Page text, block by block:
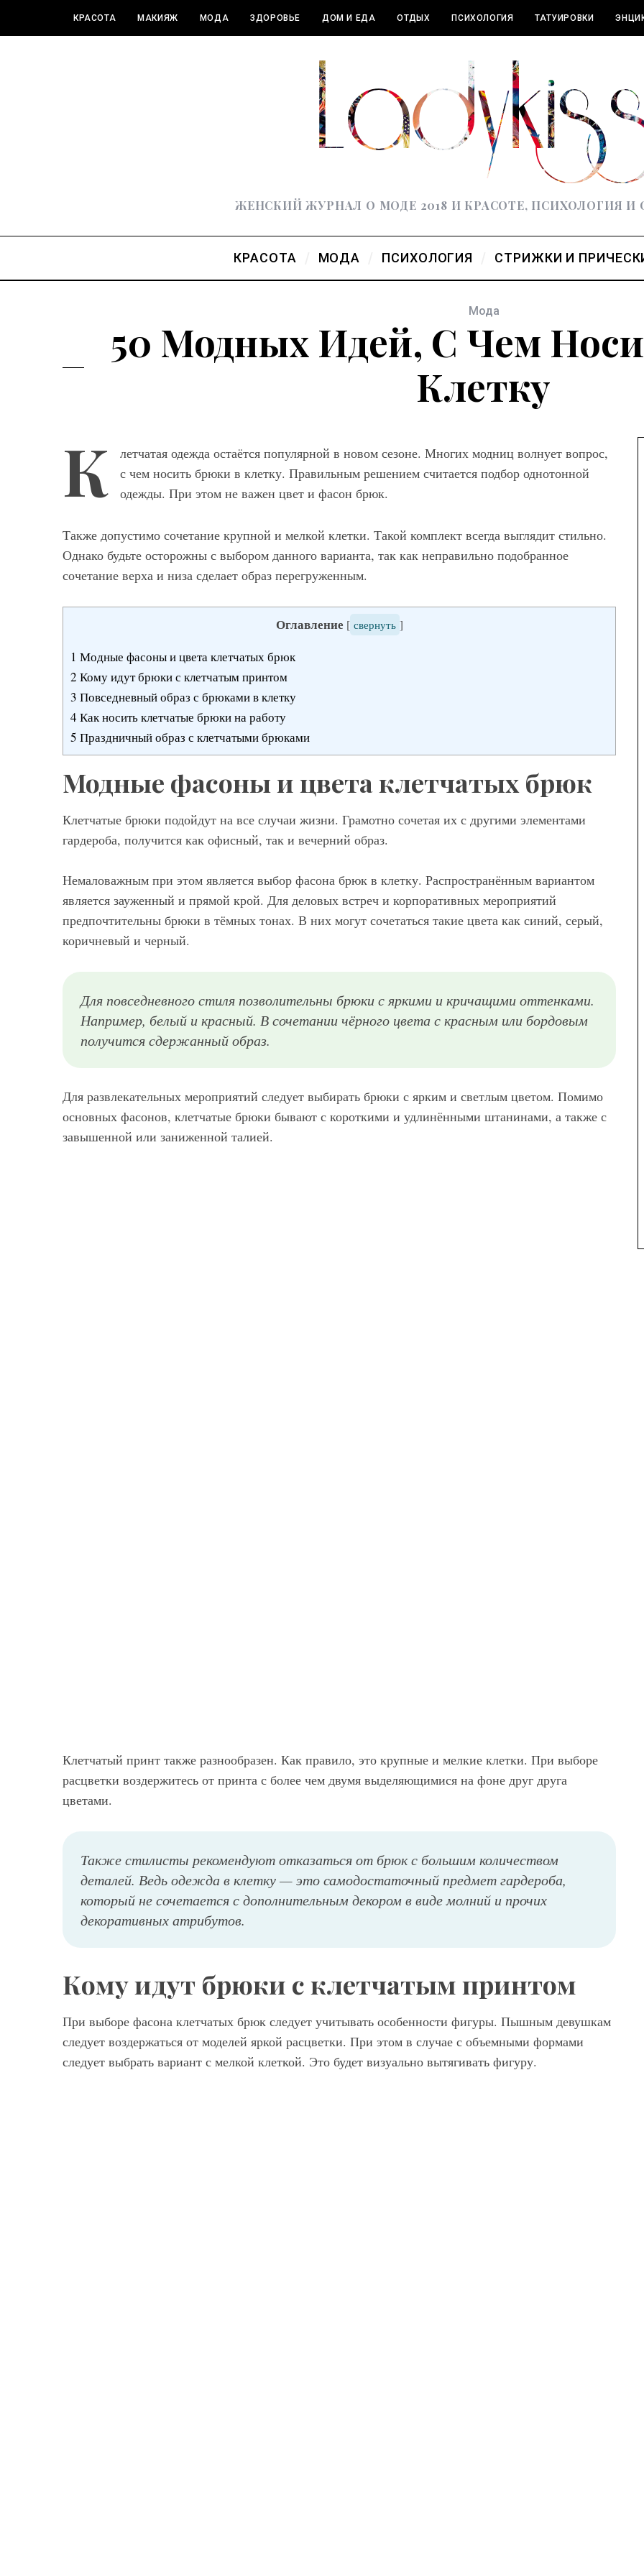
КРАСОТА МАКИЯЖ МОДА ЗДОРОВЬЕ ДОМ И ЕДА ОТДЫХ ПСИХОЛОГИЯ ТАТУИРОВКИ
ЖЕНСКИЙ ЖУРНАЛ О МОДЕ 2018 И КРАСОТЕ, ПСИХОЛОГИЯ
КРАСОТА МОДА ПСИХОЛОГИЯ СТРИЖКИ И
Мода
50 Модных Идей, С Чем
Клетку
К
летчатая одежда остаётся популярной в новом сезоне. Многих модниц волнует вопрос,
с чем носить брюки в клетку. Правильным решением считается подбор однотонной
одежды. При этом не важен цвет и фасон брюк.
Также допустимо сочетание крупной и мелкой клетки. Такой комплект всегда выглядит стильно.
Однако будьте осторожны с выбором данного варианта, так как неправильно подобранное
сочетание верха и низа сделает образ перегруженным.
Оглавление [ свернуть ]
1 Модные фасоны и цвета клетчатых брюк
2 Кому идут брюки с клетчатым принтом
3 Повседневный образ с брюками в клетку
4 Как носить клетчатые брюки на работу
5 Праздничный образ с клетчатыми брюками
Модные фасоны и цвета клетчатых брюк
Клетчатые брюки подойдут на все случаи жизни. Грамотно сочетая их с другими элементами
гардероба, получится как офисный, так и вечерний образ.
Немаловажным при этом является выбор фасона брюк в клетку. Распространённым вариантом
является зауженный и прямой крой. Для деловых встреч и корпоративных мероприятий
предпочтительны брюки в тёмных тонах. В них могут сочетаться такие цвета как синий, серый,
коричневый и черный.
Для повседневного стиля позволительны брюки с яркими и кричащими оттенками.
Например, белый и красный. В сочетании чёрного цвета с красным или бордовым
получится сдержанный образ.
Для развлекательных мероприятий следует выбирать брюки с ярким и светлым цветом. Помимо
основных фасонов, клетчатые брюки бывают с короткими и удлинёнными штанинами, а также с
завышенной или заниженной талией.
Клетчатый принт также разнообразен. Как правило, это крупные и мелкие клетки. При выборе
расцветки воздержитесь от принта с более чем двумя выделяющимися на фоне друг друга
цветами.
Также стилисты рекомендуют отказаться от брюк с большим количеством
деталей. Ведь одежда в клетку — это самодостаточный предмет гардероба,
который не сочетается с дополнительным декором в виде молний и прочих
декоративных атрибутов.
Кому идут брюки с клетчатым принтом
При выборе фасона клетчатых брюк следует учитывать особенности фигуры. Пышным девушкам
следует воздержаться от моделей яркой расцветки. При этом в случае с объемными формами
следует выбрать вариант с мелкой клеткой. Это будет визуально вытягивать фигуру.
Мода
брюк серого цвета – как
Модные брюки для
беременных — как выбрать и с
чем носить